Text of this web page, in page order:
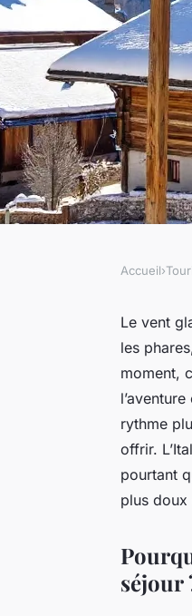
de
10 min de lecture
Accueil›
Le vent
les
moment,
rythme
offrir.
pourtant
plus doux
séjour